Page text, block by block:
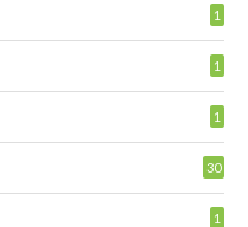
1
1
1
30
1